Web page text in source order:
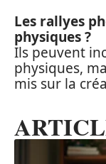
Les rallyes
physiques ?
Ils peuvent
physiques,
mis sur la